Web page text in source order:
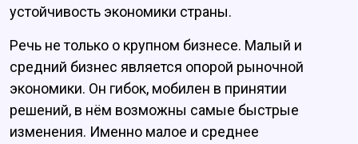
устойчивость экономики страны.
Речь не только о крупном бизнесе. Малый и
средний бизнес является опорой рыночной
экономики. Он гибок, мобилен в принятии
решений, в нём возможны самые быстрые
изменения. Именно малое и среднее